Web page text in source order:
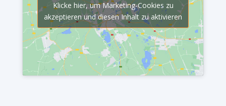
Klicke hier, um Marketing-Cookies zu
akzeptieren und diesen Inhalt zu aktivieren